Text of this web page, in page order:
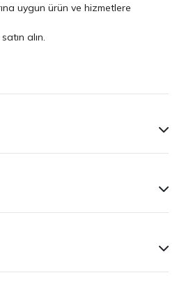
uygun ürün ve hizmetlere
alın.